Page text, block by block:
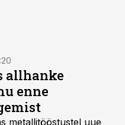
allhanke
enne
metallitööstustel uue